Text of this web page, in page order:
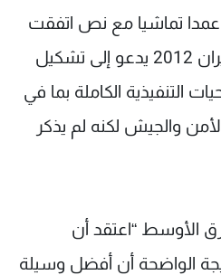
عمدا تماشيا مع نص اتفقت
عليه القوى الكبرى في حزيران 2012 يدعو إلى تشكيل
التنفيذية الكاملة بما في
والجيش لكنه لم يذكر
الأوسط “اعتقد أن
الواضحة أن أفضل وسيلة